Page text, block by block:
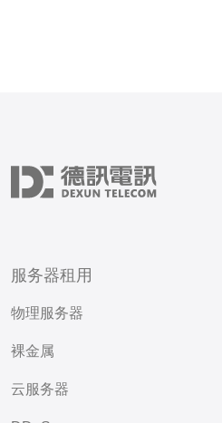
服务器租用
物理服务器
裸金属
云服务器